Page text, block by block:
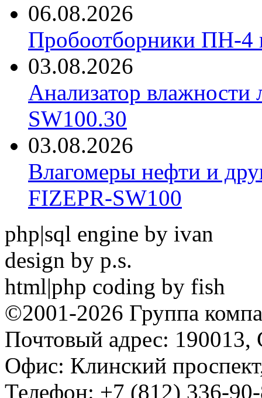
06.08.2026
Пробоотборники ПН-
03.08.2026
Анализатор
SW100.30
03.08.2026
Влагомеры нефти и
FIZEPR-SW100
php|sql engine by ivan
design by p.s.
html|php coding by fish
©2001-2026 Группа
Почтовый адрес: 190013,
Офис: Клинский
Телефон: +7 (812) 336-